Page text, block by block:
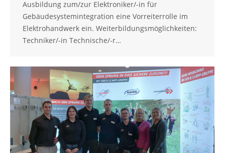
Ausbildung zum/zur Elektroniker/-in für
Gebäudesystemintegration eine Vorreiterrolle im
Elektrohandwerk ein. Weiterbildungsmöglichkeiten:
Techniker/-in Technische/-r…